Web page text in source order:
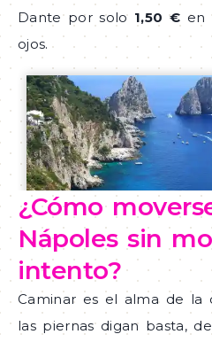
Dante por solo 1,50 € en
ojos.
¿Cómo
Nápoles sin
intento?
Caminar es el alma de la
las piernas digan basta,